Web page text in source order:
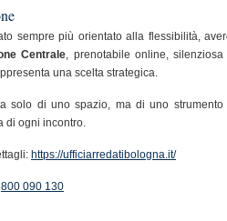
sempre più orientato alla flessibilità,
Centrale , prenotabile online,
una scelta strategica.
solo di uno spazio, ma di uno strumento
di ogni incontro.
https://ufficiarredatibologna.it/
800 090 130